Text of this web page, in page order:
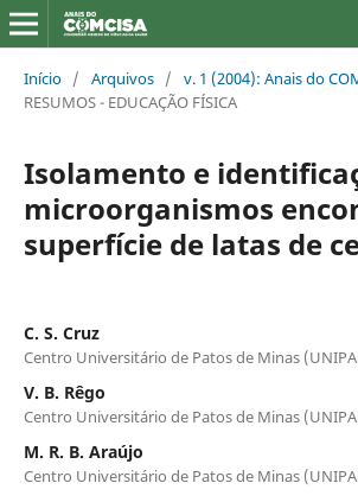
Início / Arquivos / v. 1 (2004): Anais do
RESUMOS - EDUCAÇÃO FÍSICA
Isolamento e
microorganismos
superfície de latas de
C. S. Cruz
Centro Universitário de Patos de Minas
V. B. Rêgo
Centro Universitário de Patos de Minas
M. R. B. Araújo
Centro Universitário de Patos de Minas